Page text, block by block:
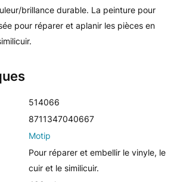
514066
8711347040667
Motip
Pour réparer et embellir le vinyle, le
cuir et le similicuir.
brillance durable. La peinture pour
pour réparer et aplanir les pièces en